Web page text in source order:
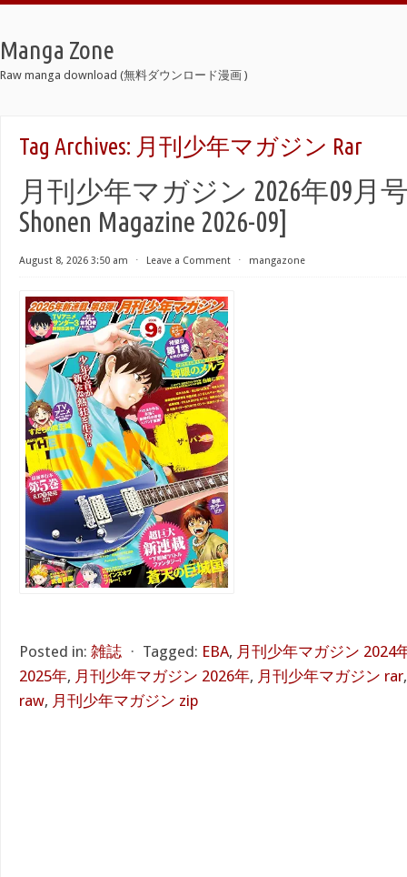
Manga Zone
Raw manga download (無料ダウンロード漫画 )
Tag Archives: 月刊少年マガジン Rar
月刊少年マガジン 2026年09月号
Shonen Magazine 2026-09]
August 8, 2026 3:50 am ⋅ Leave a Comment ⋅ mangazone
Posted in: 雑誌 ⋅ Tagged: EBA, 月刊少年マガジン 2024
2025年, 月刊少年マガジン 2026年, 月刊少年マガジン rar
raw, 月刊少年マガジン zip